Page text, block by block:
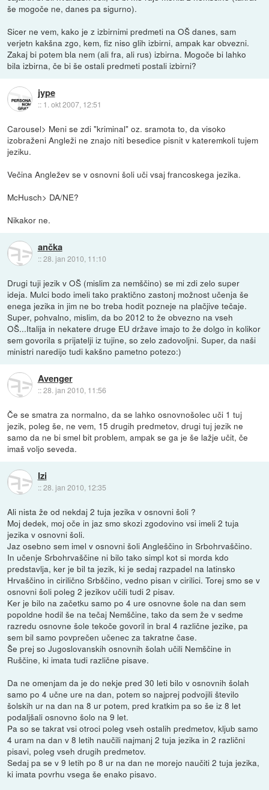
še mogoče ne, danes pa sigurno).
Sicer ne vem, kako je z izbirnimi predmeti na OŠ danes, sam
verjetn kakšna zgo, kem, fiz niso glih izbirni, ampak kar obvezni.
Zakaj bi potem bla nem (ali fra, ali rus) izbirna. Mogoče bi lahko
bila izbirna, če bi še ostali predmeti postali izbirni?
jype
:: 1. okt 2007, 12:51
Carousel> Meni se zdi "kriminal" oz. sramota to, da visoko
izobraženi Angleži ne znajo niti besedice pisnit v kateremkoli tujem
jeziku.
Večina Angležev se v osnovni šoli uči vsaj francoskega jezika.
McHusch> DA/NE?
Nikakor ne.
ančka
::28. jan 2010, 11:10
Drugi tuji jezik v OŠ (mislim za nemščino) se mi zdi zelo super
ideja. Mulci bodo imeli tako praktično zastonj možnost učenja še
enega jezika in jim ne bo treba hodit pozneje na plačjive tečaje.
Super, pohvalno, mislim, da bo 2012 to že obvezno na vseh
OŠ...Italija in nekatere druge EU države imajo to že dolgo in kolikor
sem govorila s prijatelji iz tujine, so zelo zadovoljni. Super, da naši
ministri naredijo tudi kakšno pametno potezo:)
Avenger
::28. jan 2010, 11:56
Če se smatra za normalno, da se lahko osnovnošolec uči 1 tuj
jezik, poleg še, ne vem, 15 drugih predmetov, drugi tuj jezik ne
samo da ne bi smel bit problem, ampak se ga je še lažje učit, če
imaš voljo seveda.
Izi
::28. jan 2010, 12:35
Ali nista že od nekdaj 2 tuja jezika v osnovni šoli ?
Moj dedek, moj oče in jaz smo skozi zgodovino vsi imeli 2 tuja
jezika v osnovni šoli.
Jaz osebno sem imel v osnovni šoli Angleščino in Srbohrvaščino.
In učenje Srbohrvaščine ni bilo tako simpl kot si morda kdo
predstavlja, ker je bil ta jezik, ki je sedaj razpadel na latinsko
Hrvaščino in cirilično Srbščino, vedno pisan v cirilici. Torej smo se v
osnovni šoli poleg 2 jezikov učili tudi 2 pisav.
Ker je bilo na začetku samo po 4 ure osnovne šole na dan sem
popoldne hodil še na tečaj Nemščine, tako da sem že v sedme
razredu osnovne šole tekoče govoril in bral 4 različne jezike, pa
sem bil samo povprečen učenec za takratne čase.
Še prej so Jugoslovanskih osnovnih šolah učili Nemščine in
Ruščine, ki imata tudi različne pisave.
Da ne omenjam da je do nekje pred 30 leti bilo v osnovnih šolah
samo po 4 učne ure na dan, potem so najprej podvojili število
šolskih ur na dan na 8 ur potem, pred kratkim pa so še iz 8 let
podaljšali osnovno šolo na 9 let.
Pa so se takrat vsi otroci poleg vseh ostalih predmetov, kljub samo
4 uram na dan v 8 letih naučili najmanj 2 tuja jezika in 2 različni
pisavi, poleg vseh drugih predmetov.
Sedaj pa se v 9 letih po 8 ur na dan ne morejo naučiti 2 tuja jezika,
ki imata povrhu vsega še enako pisavo.